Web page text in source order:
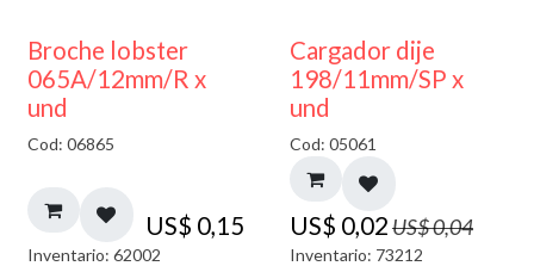
Broche lobster
065A/12mm/R x
und
Cod: 06865
US$ 0,15
Inventario: 62002
50% DESCUENTO
Cargador dije
198/11mm/SP x
und
Cod: 05061
US$ 0,02US$0,04
Inventario: 73212